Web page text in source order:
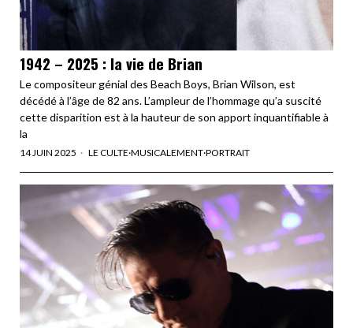
1942 – 2025 : la vie de Brian
Le compositeur génial des Beach Boys, Brian Wilson, est
décédé à l’âge de 82 ans. L’ampleur de l’hommage qu’a suscité
cette disparition est à la hauteur de son apport inquantifiable à
la
14 JUIN 2025 LE CULTE·MUSICALEMENT·PORTRAIT